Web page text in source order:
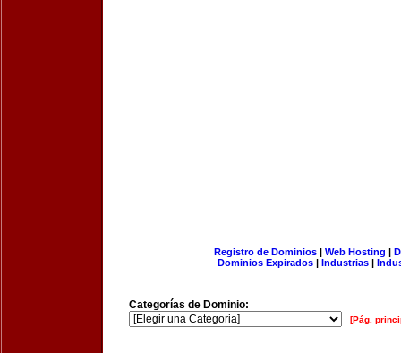
Registro de Dominios| Web Hosting |
Dominios Expirados | Industrias |
Categorías de Dominio:
[Pág.